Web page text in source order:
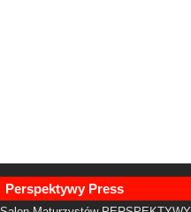
Perspektywy Press